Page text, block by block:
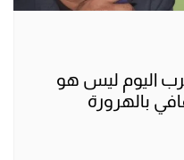
اليوم ليس هو
بالهرورة